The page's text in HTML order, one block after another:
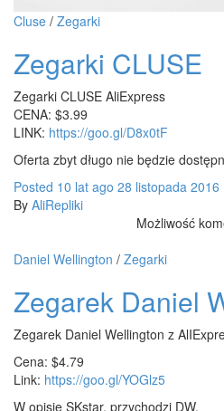
Cluse / Zegarki
Zegarki CLUSE
Zegarki CLUSE AliExpress
CENA: $3.99
LINK: https://goo.gl/D8x0tF
Oferta zbyt długo nie będzie
Posted 10 lat ago 28 listopada 2016
By AliRepliki
Możliwość
Daniel Wellington / Zegarki
Zegarek Daniel
Zegarek Daniel Wellington z
Cena: $4.79
Link: https://goo.gl/YOGlz5
W opisie SKstar, przychodzi DW.